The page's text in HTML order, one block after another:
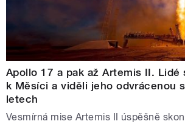
Apollo 17 a pak až Artemis II. Lidé
k Měsíci a viděli jeho odvrácenou
letech
Vesmírná mise Artemis II úspěšně